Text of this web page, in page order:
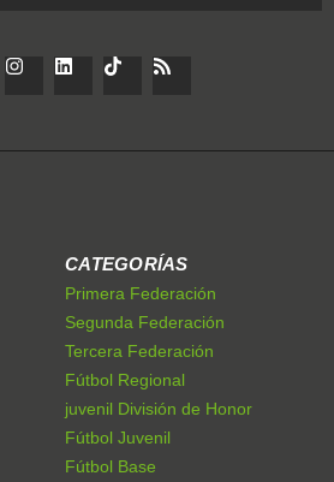
CATEGORÍAS
Primera Federación
Segunda Federación
Tercera Federación
Fútbol Regional
juvenil División de Honor
Fútbol Juvenil
Fútbol Base